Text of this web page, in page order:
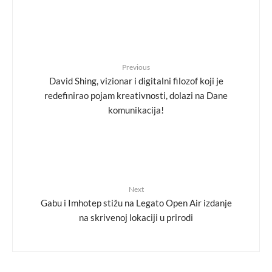
Previous
David Shing, vizionar i digitalni filozof koji je
redefinirao pojam kreativnosti, dolazi na Dane
komunikacija!
Next
Gabu i Imhotep stižu na Legato Open Air izdanje
na skrivenoj lokaciji u prirodi